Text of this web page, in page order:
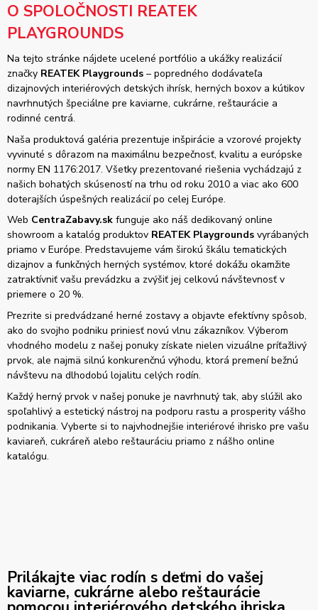
O SPOLOČNOSTI REATEK
PLAYGROUNDS
Na tejto stránke nájdete ucelené portfólio a ukážky realizácií
značky REATEK Playgrounds – popredného dodávateľa
dizajnových interiérových detských ihrísk, herných boxov a kútikov
navrhnutých špeciálne pre kaviarne, cukrárne, reštaurácie a
rodinné centrá.
Naša produktová galéria prezentuje inšpirácie a vzorové projekty
vyvinuté s dôrazom na maximálnu bezpečnosť, kvalitu a európske
normy EN 1176:2017. Všetky prezentované riešenia vychádzajú z
našich bohatých skúseností na trhu od roku 2010 a viac ako 600
doterajších úspešných realizácií po celej Európe.
Web CentraZabavy.sk funguje ako náš dedikovaný online
showroom a katalóg produktov REATEK Playgrounds vyrábaných
priamo v Európe. Predstavujeme vám širokú škálu tematických
dizajnov a funkčných herných systémov, ktoré dokážu okamžite
zatraktívniť vašu prevádzku a zvýšiť jej celkovú návštevnosť v
priemere o 20 %.
Prezrite si predvádzané herné zostavy a objavte efektívny spôsob,
ako do svojho podniku priniesť novú vlnu zákazníkov. Výberom
vhodného modelu z našej ponuky získate nielen vizuálne príťažlivý
prvok, ale najmä silnú konkurenčnú výhodu, ktorá premení bežnú
návštevu na dlhodobú lojalitu celých rodín.
Každý herný prvok v našej ponuke je navrhnutý tak, aby slúžil ako
spoľahlivý a estetický nástroj na podporu rastu a prosperity vášho
podnikania. Vyberte si to najvhodnejšie interiérové ihrisko pre vašu
kaviareň, cukráreň alebo reštauráciu priamo z nášho online
katalógu.
Prilákajte viac rodín s deťmi do vašej
kaviarne, cukrárne alebo reštaurácie